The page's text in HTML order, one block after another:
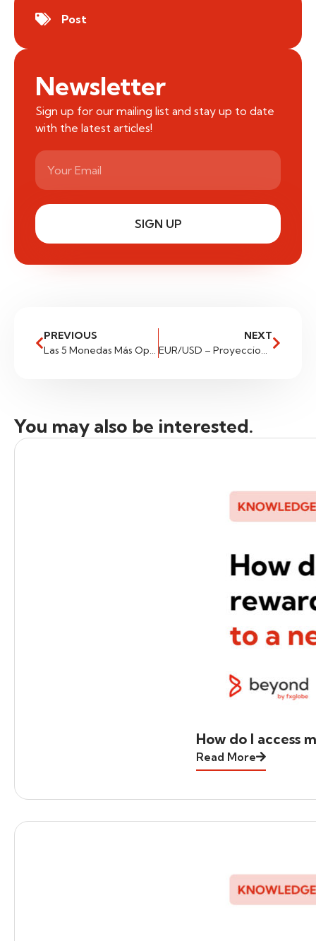
Post
Newsletter
Sign up for our mailing list and stay up to date
with the latest articles!
SIGN UP
PREVIOUS
Las 5 Monedas Más Operadas en el Mundo
NEXT
EUR/USD – Proyecciones para 2024
You may also be interested.
How do I access
Read More